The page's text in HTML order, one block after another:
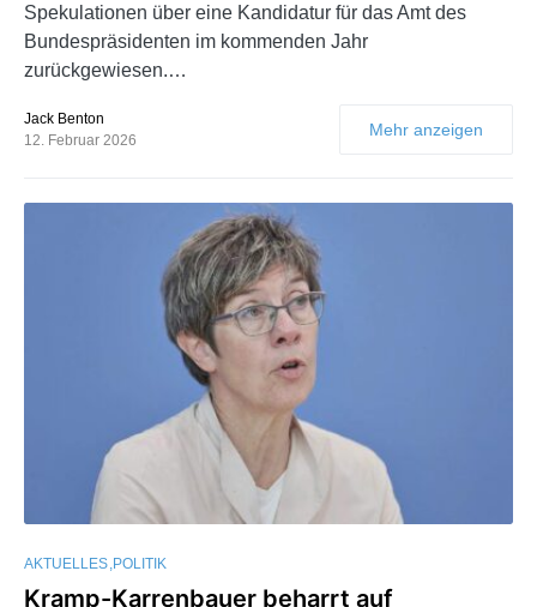
Spekulationen über eine Kandidatur für das Amt des
Bundespräsidenten im kommenden Jahr
zurückgewiesen.…
Jack Benton
12. Februar 2026
Mehr anzeigen
AKTUELLES POLITIK
Kramp-Karrenbauer beharrt auf